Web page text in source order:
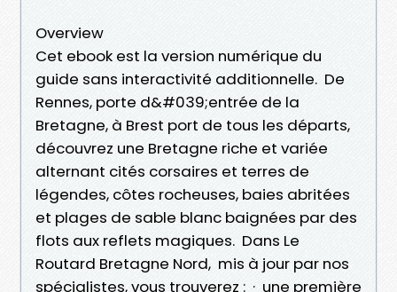
Overview
Cet ebook est la version numérique du
guide sans interactivité additionnelle. De
Rennes, porte d&#039;entrée de la
Bretagne, à Brest port de tous les départs,
découvrez une Bretagne riche et variée
alternant cités corsaires et terres de
légendes, côtes rocheuses, baies abritées
et plages de sable blanc baignées par des
flots aux reflets magiques. Dans Le
Routard Bretagne Nord, mis à jour par nos
spécialistes, vous trouverez : · une première